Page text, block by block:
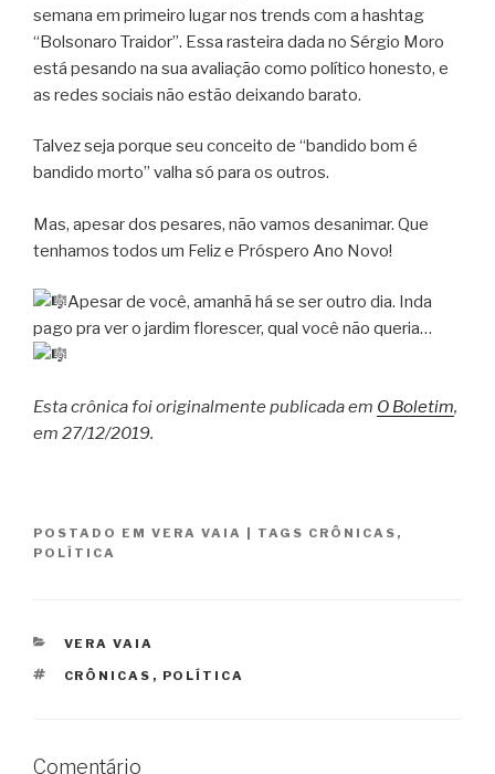
semana em primeiro lugar nos trends com a hashtag
“Bolsonaro Traidor”. Essa rasteira dada no Sérgio Moro
está pesando na sua avaliação como político honesto, e
as redes sociais não estão deixando barato.
Talvez seja porque seu conceito de “bandido bom é
bandido morto” valha só para os outros.
Mas, apesar dos pesares, não vamos desanimar. Que
tenhamos todos um Feliz e Próspero Ano Novo!
Apesar de você, amanhã há se ser outro dia. Inda
pago pra ver o jardim florescer, qual você não queria…
Esta crônica foi originalmente publicada em O Boletim,
em 27/12/2019.
POSTADO EM VERA VAIA | TAGS CRÔNICAS ,
POLÍTICA
CATEGORIAS
VERA VAIA
TAGS
CRÔNICAS , POLÍTICA
Comentário